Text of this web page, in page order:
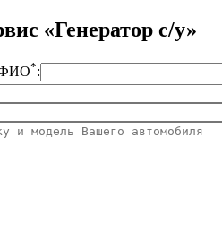
«Генератор с/у»
*: